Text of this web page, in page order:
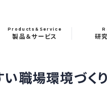
Products&Service
製品＆サービス 研
職場環境づく